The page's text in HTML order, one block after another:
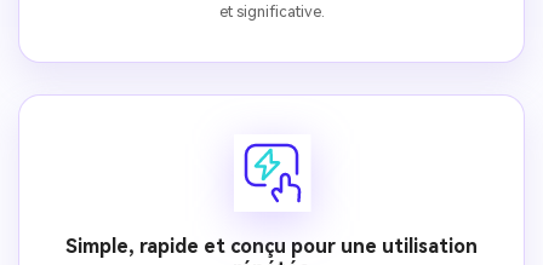
et significative.
Simple, rapide et conçu pour une utilisation